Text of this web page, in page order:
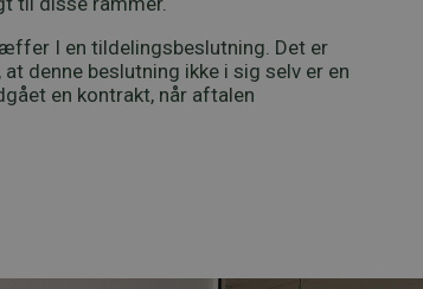
I en tildelingsbeslutning. Det er
denne beslutning ikke i sig selv er en
en kontrakt, når aftalen